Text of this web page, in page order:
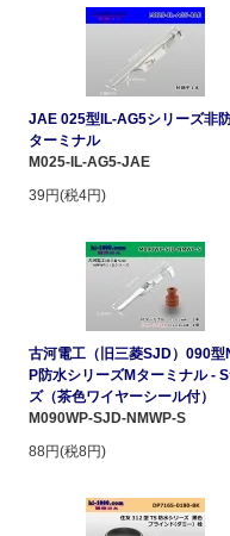
JAE 025型IL-AG5シリーズ非
ターミナル
M025-IL-AG5-JAE
39円(税4円)
古河電工（旧三菱SJD）090型
P防水シリーズMターミナル -
ズ（茶色ワイヤーシール付）
M090WP-SJD-NMWP-S
88円(税8円)